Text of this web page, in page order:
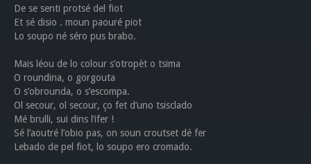
De se senti protsé del fiot
Et sé disio . moun paouré piot
Lo soupo né séro pus brabo.
Mais léou de lo colour s’otropèt o tsima
O roundina, o gorgouta
O s’obrounda, o s’escompa.
Ol secour, ol secour, ço fet d’uno tsisclado
Mé brulli, sui dins l’ifer !
Sé l’aoutré l’obio pas, on soun croutset dé fer
Lebado de pel fiot, lo soupo ero cromado.